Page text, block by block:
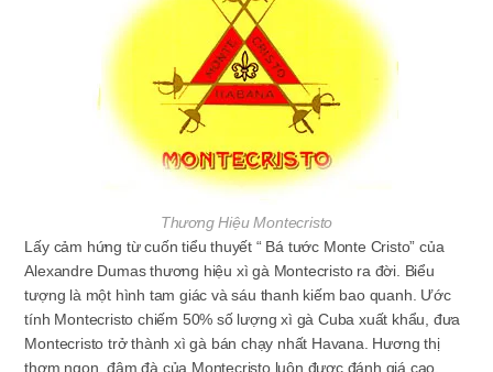
Thương Hiệu Montecristo
Lấy cảm hứng từ cuốn tiểu thuyết “ Bá tước Monte Cristo” của
Alexandre Dumas thương hiệu xì gà Montecristo ra đời. Biểu
tượng là một hình tam giác và sáu thanh kiếm bao quanh. Ước
tính Montecristo chiếm 50% số lượng xì gà Cuba xuất khẩu, đưa
Montecristo trở thành xì gà bán chạy nhất Havana. Hương thị
thơm ngon, đậm đà của Montecristo luôn được đánh giá cao.